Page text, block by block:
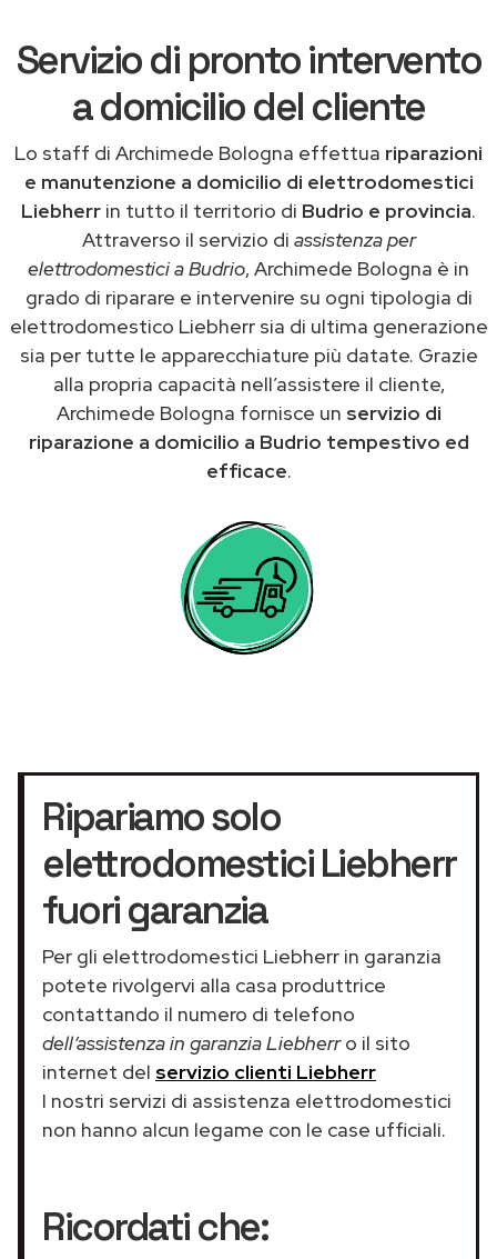
Servizio di pronto intervento
a domicilio del cliente
Lo staff di Archimede Bologna effettua riparazioni
e manutenzione a domicilio di elettrodomestici
Liebherr in tutto il territorio di Budrio e provincia.
Attraverso il servizio di assistenza per
elettrodomestici a Budrio, Archimede Bologna è in
grado di riparare e intervenire su ogni tipologia di
elettrodomestico Liebherr sia di ultima generazione
sia per tutte le apparecchiature più datate. Grazie
alla propria capacità nell’assistere il cliente,
Archimede Bologna fornisce un servizio di
riparazione a domicilio a Budrio tempestivo ed
efficace.
Ripariamo solo
elettrodomestici Liebherr
fuori garanzia
Per gli elettrodomestici Liebherr in garanzia
potete rivolgervi alla casa produttrice
contattando il numero di telefono
dell’assistenza in garanzia Liebherro il sito
internet del servizio clienti Liebherr
I nostri servizi di assistenza elettrodomestici
non hanno alcun legame con le case ufficiali.
Ricordati che: